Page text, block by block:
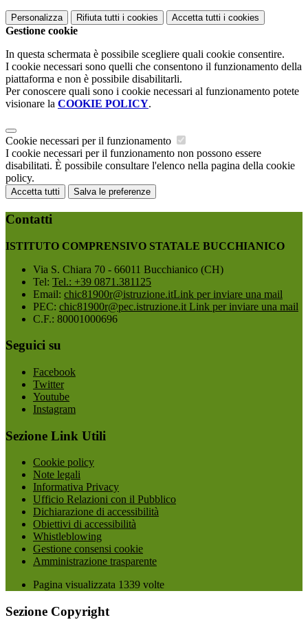
Personalizza Rifiuta tutti i cookies Accetta tutti i cookies
Gestione cookie
In questa schermata è possibile scegliere quali cookie consentire.
I cookie necessari sono quelli che consentono il funzionamento della
piattaforma e non è possibile disabilitarli.
Per conoscere quali sono i cookie necessari al funzionamento potete
visionare la COOKIE POLICY.
Cookie necessari per il funzionamento
I cookie necessari per il funzionamento non possono essere
disabilitati. È possibile consultare l'elenco nella pagina della cookie
policy.
Accetta tutti Salva le preferenze
Contatti
ISTITUTO COMPRENSIVO STATALE BUCCHIANICO
Via S. Chiara 70 - 66011 Bucchianico (CH)
Tel: Tel.: +39 0871.381125
Email: chic81900r@istruzione.itLink per inviare una mail
PEC: chic81900r@pec.istruzione.it Link per inviare una mail
C.F.: 80001000696
Seguici su
Facebook
Twitter
Youtube
Instagram
Sezione Link Utili
Cookie policy
Note legali
Informativa Privacy
Ufficio Relazioni con il Pubblico
Dichiarazione di accessibilità
Obiettivi di accessibilità
Whistleblowing
Gestione consensi cookie
Amministrazione trasparente
Pagina visualizzata 1339 volte
Sezione Copyright